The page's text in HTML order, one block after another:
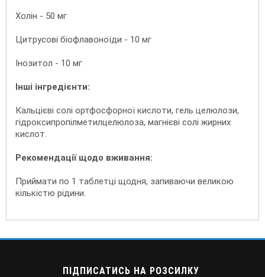
Холін - 50 мг
Цитрусові біофлавоноїди - 10 мг
Інозитол - 10 мг
Інші інгредієнти:
Кальцієві солі ортфосфорної кислоти, гель целюлози,
гідроксипропілметилцелюлоза, магнієві солі жирних
кислот.
Рекомендації щодо вживання:
Приймати по 1 таблетці щодня, запиваючи великою
кількістю рідини.
ПІДПИСАТИСЬ НА РОЗСИЛКУ